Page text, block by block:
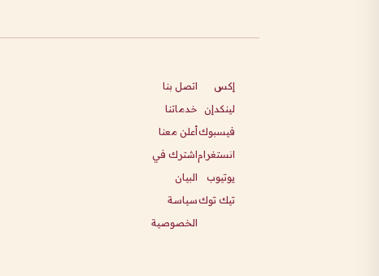
إكس
لينكدإن
فيسبوك
انستغرام
يوتيوب
تيك توك
اتصل بنا
خدماتنا
أعلن معنا
اشترك في
البيان
سياسة
الخصوصية